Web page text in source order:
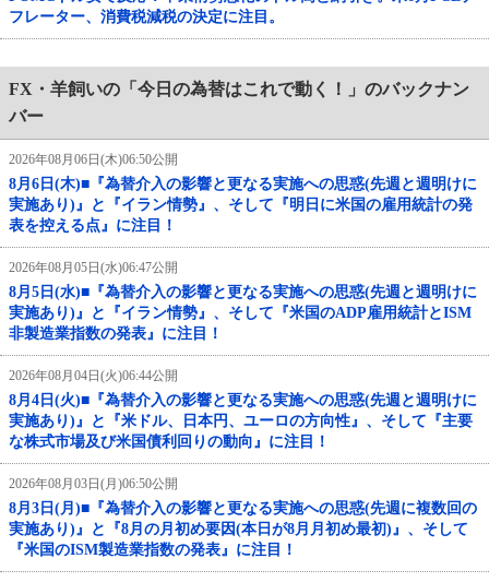
フレーター、消費税減税の決定に注目。
FX・羊飼いの「今日の為替はこれで動く！」のバックナン
バー
2026年08月06日(木)06:50公開
8月6日(木)■『為替介入の影響と更なる実施への思惑(先週と週明けに
実施あり)』と『イラン情勢』、そして『明日に米国の雇用統計の発
表を控える点』に注目！
2026年08月05日(水)06:47公開
8月5日(水)■『為替介入の影響と更なる実施への思惑(先週と週明けに
実施あり)』と『イラン情勢』、そして『米国のADP雇用統計とISM
非製造業指数の発表』に注目！
2026年08月04日(火)06:44公開
8月4日(火)■『為替介入の影響と更なる実施への思惑(先週と週明けに
実施あり)』と『米ドル、日本円、ユーロの方向性』、そして『主要
な株式市場及び米国債利回りの動向』に注目！
2026年08月03日(月)06:50公開
8月3日(月)■『為替介入の影響と更なる実施への思惑(先週に複数回の
実施あり)』と『8月の月初め要因(本日が8月月初め最初)』、そして
『米国のISM製造業指数の発表』に注目！